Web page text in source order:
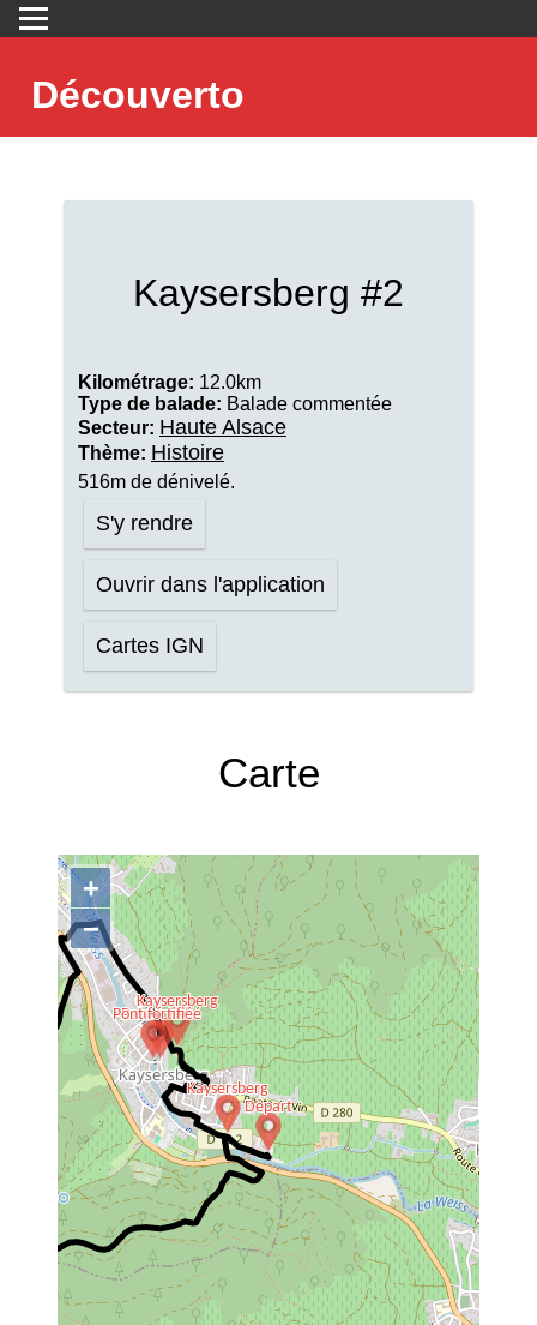
Découverto
Kaysersberg #2
Kilométrage: 12.0km
Type de balade: Balade commentée
Secteur: Haute Alsace
Thème: Histoire
516m de dénivelé.
S'y rendre
Ouvrir dans l'application
Cartes IGN
Carte
+
−